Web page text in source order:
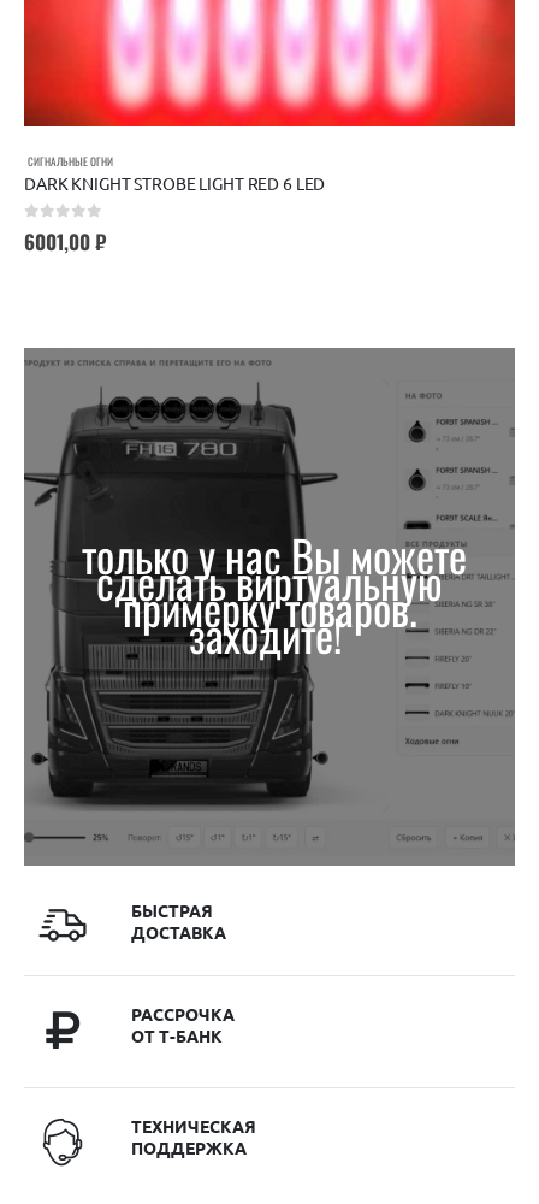
СИГНАЛЬНЫЕ ОГНИ
DARK KNIGHT STROBE LIGHT RED 6 LED
6001,00₽
только у нас Вы можете
сделать виртуальную
примерку товаров.
заходите!
БЫСТРАЯ
ДОСТАВКА
РАССРОЧКА
ОТ Т-БАНК
ТЕХНИЧЕСКАЯ
ПОДДЕРЖКА